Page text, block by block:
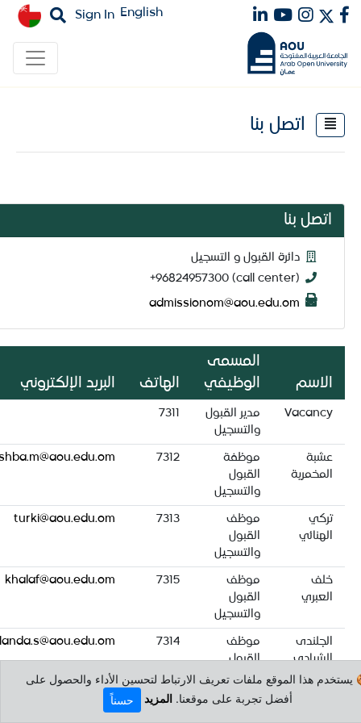
English
Sign In
اتصل بنا
اتصل بنا
دائرة القبول و التسجيل
+96824957300 (call center)
admissionom@aou.edu.om
الاسم
المسمى
الوظيفي
الهاتف البريد الإلكتروني
Vacancy
مدير القبول
والتسجيل
7311
عشبة
المخمرية
موظفة
القبول
والتسجيل
7312
تركي
الهنائي
موظف
القبول
والتسجيل
7313
turki@aou.edu.om
خلف
العبري
موظف
القبول
والتسجيل
7315
khalaf@aou.edu.om
الجلندى
الشيادي
موظف
القبول
والتسجيل
7314
موظف
7394
يستخدم هذا الموقع ملفات تعريف الارتباط لتحسين الأداء والحصول على
أفضل تجربة على موقعنا.المزيد حسناً